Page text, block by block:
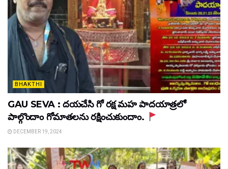
BHAKTHI
GAU SEVA : దయచేసి గో రక్ష మహ పాదయాత్రలో
పాల్గొందాం గోమాతలను రక్షించుకుందాం.
DECEMBER 19, 2024